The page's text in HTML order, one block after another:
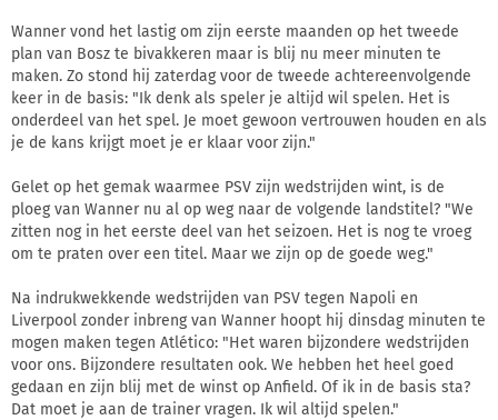
Wanner vond het lastig om zijn eerste maanden op het tweede
plan van Bosz te bivakkeren maar is blij nu meer minuten te
maken. Zo stond hij zaterdag voor de tweede achtereenvolgende
keer in de basis: "Ik denk als speler je altijd wil spelen. Het is
onderdeel van het spel. Je moet gewoon vertrouwen houden en als
je de kans krijgt moet je er klaar voor zijn."
Gelet op het gemak waarmee PSV zijn wedstrijden wint, is de
ploeg van Wanner nu al op weg naar de volgende landstitel? "We
zitten nog in het eerste deel van het seizoen. Het is nog te vroeg
om te praten over een titel. Maar we zijn op de goede weg."
Na indrukwekkende wedstrijden van PSV tegen Napoli en
Liverpool zonder inbreng van Wanner hoopt hij dinsdag minuten te
mogen maken tegen Atlético: "Het waren bijzondere wedstrijden
voor ons. Bijzondere resultaten ook. We hebben het heel goed
gedaan en zijn blij met de winst op Anfield. Of ik in de basis sta?
Dat moet je aan de trainer vragen. Ik wil altijd spelen."